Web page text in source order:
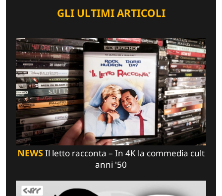
GLI ULTIMI ARTICOLI
NEWSIl letto racconta – In 4K la commedia cult
anni '50